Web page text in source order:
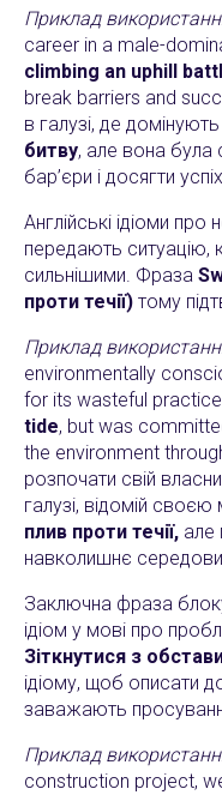
Приклад
career in a male-
climbing an uphill
break barriers and
в галузі, де
битву, але вона була
бар’єри і досягти
Англійські ідіоми
передають ситуацію,
сильнішими. Фраза
проти течії) тому
Приклад
environmentally
for its wasteful
tide, but was
the environment
розпочати свій
галузі, відомій
плив проти течії, але
навколишнє
Заключна фраза
ідіом у мові про
Зіткнутися з
ідіому, щоб описати
заважають
Приклад
construction project,